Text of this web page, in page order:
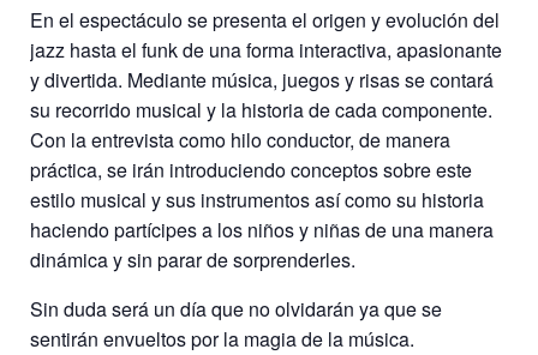
En el espectáculo se presenta el origen y evolución del
jazz hasta el funk de una forma interactiva, apasionante
y divertida. Mediante música, juegos y risas se contará
su recorrido musical y la historia de cada componente.
Con la entrevista como hilo conductor, de manera
práctica, se irán introduciendo conceptos sobre este
estilo musical y sus instrumentos así como su historia
haciendo partícipes a los niños y niñas de una manera
dinámica y sin parar de sorprenderles.
Sin duda será un día que no olvidarán ya que se
sentirán envueltos por la magia de la música.